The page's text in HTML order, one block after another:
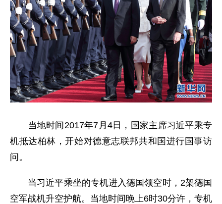
当地时间2017年7月4日，国家主席习近平乘专
机抵达柏林，开始对德意志联邦共和国进行国事访
问。
当习近平乘坐的专机进入德国领空时，2架德国
空军战机升空护航。当地时间晚上6时30分许，专机